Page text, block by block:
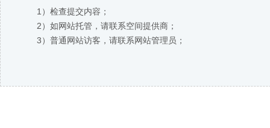
1）检查提交内容；
2）如网站托管，请联系空间提供商；
3）普通网站访客，请联系网站管理员；